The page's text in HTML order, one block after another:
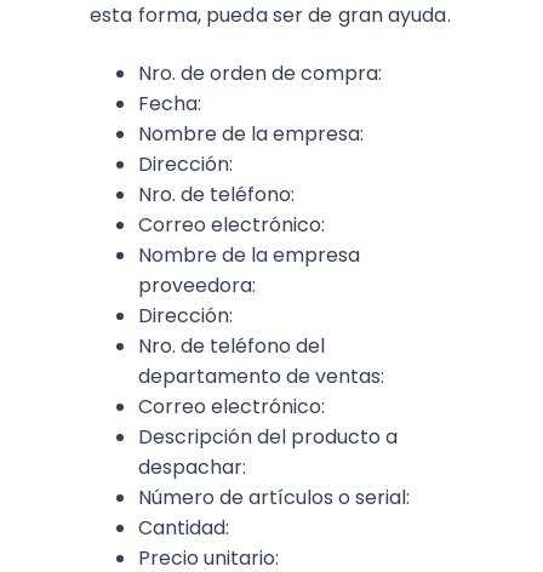
esta forma, pueda ser de gran ayuda.
Nro. de orden de compra:
Fecha:
Nombre de la empresa:
Dirección:
Nro. de teléfono:
Correo electrónico:
Nombre de la empresa
proveedora:
Dirección:
Nro. de teléfono del
departamento de ventas:
Correo electrónico:
Descripción del producto a
despachar:
Número de artículos o serial:
Cantidad:
Precio unitario: